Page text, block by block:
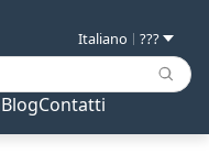
BlogContatti
Italiano | ???